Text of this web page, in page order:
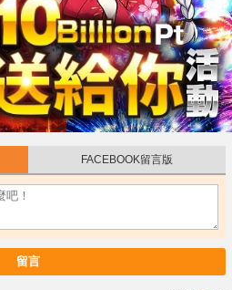
FACEBOOK留言版
留言